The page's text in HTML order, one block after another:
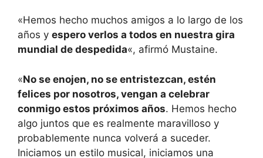
«Hemos hecho muchos amigos a lo largo de los
años y espero verlos a todos en nuestra gira
mundial de despedida«, afirmó Mustaine.
«No se enojen, no se entristezcan, estén
felices por nosotros, vengan a celebrar
conmigo estos próximos años. Hemos hecho
algo juntos que es realmente maravilloso y
probablemente nunca volverá a suceder.
Iniciamos un estilo musical, iniciamos una